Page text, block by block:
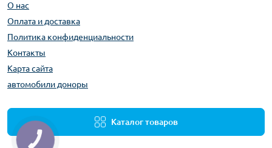
О нас
Оплата и доставка
Политика конфиденциальности
Контакты
Карта сайта
автомобили доноры
Каталог товаров
КНОПКА
ЗВ'ЯЗКУ